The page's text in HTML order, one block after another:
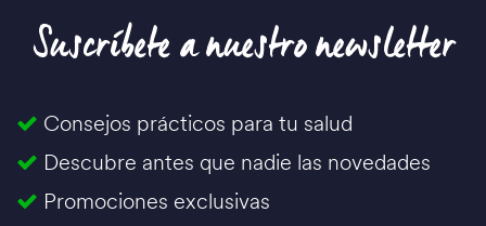
Suscríbete a nuestro newsletter
Consejos prácticos para tu salud
Descubre antes que nadie las novedades
Promociones exclusivas